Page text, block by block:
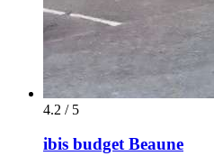
4.2 / 5
ibis budget Beaune